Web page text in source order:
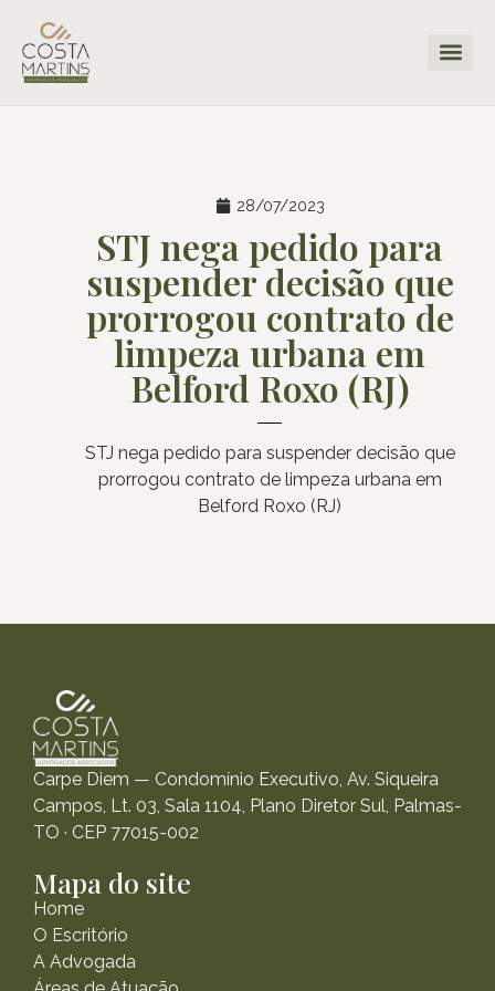
28/07/2023
STJ nega pedido para
suspender decisão que
prorrogou contrato de
limpeza urbana em
Belford Roxo (RJ)
STJ nega pedido para suspender decisão que
prorrogou contrato de limpeza urbana em
Belford Roxo (RJ)
Carpe Diem — Condomínio Executivo, Av. Siqueira
Campos, Lt. 03, Sala 1104, Plano Diretor Sul, Palmas-
TO · CEP 77015-002
Mapa do site
Home
O Escritório
A Advogada